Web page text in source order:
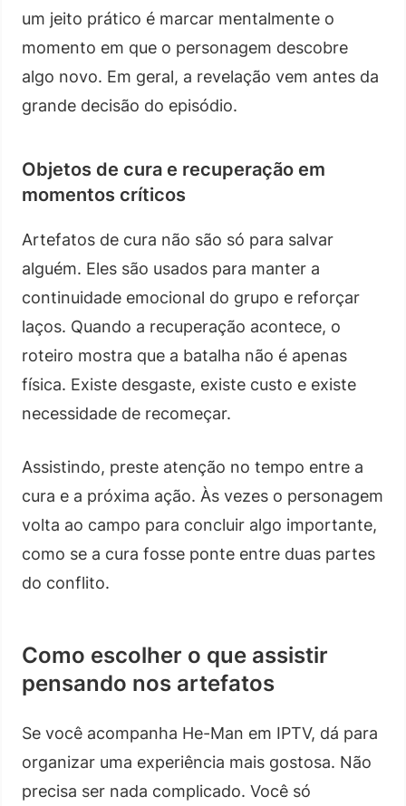
um jeito prático é marcar mentalmente o
momento em que o personagem descobre
algo novo. Em geral, a revelação vem antes da
grande decisão do episódio.
Objetos de cura e recuperação em
momentos críticos
Artefatos de cura não são só para salvar
alguém. Eles são usados para manter a
continuidade emocional do grupo e reforçar
laços. Quando a recuperação acontece, o
roteiro mostra que a batalha não é apenas
física. Existe desgaste, existe custo e existe
necessidade de recomeçar.
Assistindo, preste atenção no tempo entre a
cura e a próxima ação. Às vezes o personagem
volta ao campo para concluir algo importante,
como se a cura fosse ponte entre duas partes
do conflito.
Como escolher o que assistir
pensando nos artefatos
Se você acompanha He-Man em IPTV, dá para
organizar uma experiência mais gostosa. Não
precisa ser nada complicado. Você só